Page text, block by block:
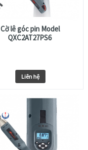
Cờ lê góc pin Model
QXC2AT27PS6
Liên hệ